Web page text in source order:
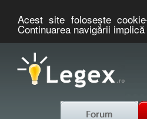
Acest site foloseşte
Continuarea navigării